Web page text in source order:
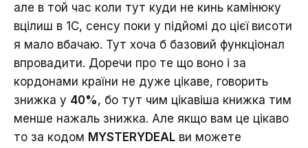
але в той час коли тут куди не кинь камінюку
вцілиш в 1С, сенсу поки у підйомі до цієї висоти
я мало вбачаю. Тут хоча б базовий функціонал
впровадити. Доречи про те що воно і за
кордонами країни не дуже цікаве, говорить
знижка у 40%, бо тут чим цікавіша книжка тим
менше нажаль знижка. Але якщо вам це цікаво
то за кодом MYSTERYDEAL ви можете